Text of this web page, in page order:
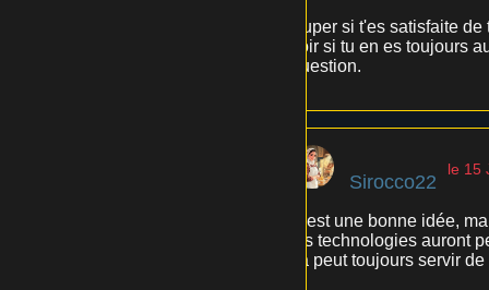
Super si t'es satisfaite
voir si tu en es toujours
question.
Sirocco22
le 15
C'est une bonne idée,
les technologies auront
ça peut toujours servir